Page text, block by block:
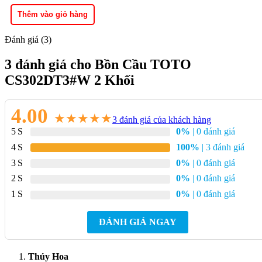
Thêm vào giỏ hàng
Đánh giá (3)
3 đánh giá cho Bồn Cầu TOTO
CS302DT3#W 2 Khối
4.00 ★★★★★3 đánh giá của khách hàng
5
0% | 0 đánh giá
4
100% | 3 đánh giá
3
0% | 0 đánh giá
2
0% | 0 đánh giá
1
0% | 0 đánh giá
ĐÁNH GIÁ NGAY
Thúy Hoa